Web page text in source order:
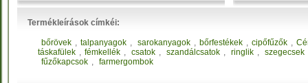
Termékleírások címkéi:
bőrövek , talpanyagok , sarokanyagok , bőrfestékek , cipőfűzők ,
táskafülek , fémkellék , csatok , szandálcsatok , ringlik , szegecsek
fűzőkapcsok , farmergombok